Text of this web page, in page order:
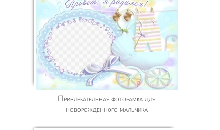
Привлекательная фоторамка для
новорожденного мальчика